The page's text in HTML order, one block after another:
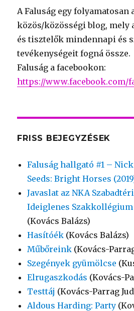
A Faluság egy folyamatosan
közös/közösségi blog, mely
és tisztelők mindennapi és
tevékenységeit fogná össze.
Faluság a facebookon:
https://www.facebook.com/
FRISS BEJEGYZÉSEK
Faluság hallgató #1 – Nick
Seeds: Bright Horses
Javaslat az NKA
Ideiglenes
(Kovács Balázs)
Hasítóék (Kovács Balázs)
Műbőreink (Kovács-
Szegények gyümölcse
Elrugaszkodás (Kovács-
Testtáj (Kovács-Parrag
Aldous Harding: Party